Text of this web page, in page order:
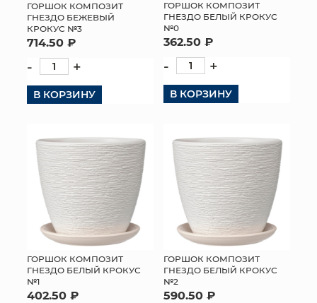
ГОРШОК КОМПОЗИТ
ГНЕЗДО БЕЖЕВЫЙ
КРОКУС №3
714.50 ₽
- +
В КОРЗИНУ
ГОРШОК КОМПОЗИТ
ГНЕЗДО БЕЛЫЙ КРОКУС
№0
362.50 ₽
- +
В КОРЗИНУ
ГОРШОК КОМПОЗИТ
ГНЕЗДО БЕЛЫЙ КРОКУС
№1
402.50 ₽
ГОРШОК КОМПОЗИТ
ГНЕЗДО БЕЛЫЙ КРОКУС
№2
590.50 ₽